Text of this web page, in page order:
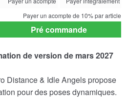
your
paymentPayer un acompte de 10%par article
Pré commande
:
de version de mars 2027
Distance & Idle Angels propose
pour des poses dynamiques.